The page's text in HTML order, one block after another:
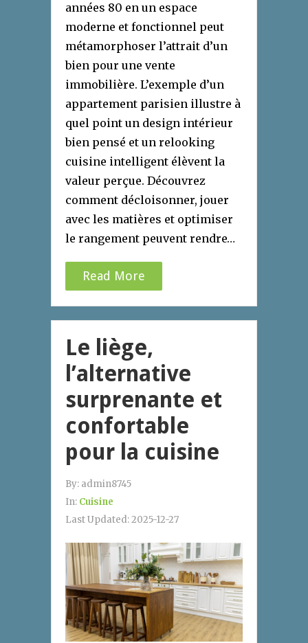
années 80 en un espace
moderne et fonctionnel peut
métamorphoser l’attrait d’un
bien pour une vente
immobilière. L’exemple d’un
appartement parisien illustre à
quel point un design intérieur
bien pensé et un relooking
cuisine intelligent élèvent la
valeur perçue. Découvrez
comment décloisonner, jouer
avec les matières et optimiser
le rangement peuvent rendre…
Read More
Le liège,
l’alternative
surprenante et
confortable
pour la cuisine
By: admin8745
In: Cuisine
Last Updated:2025-12-27